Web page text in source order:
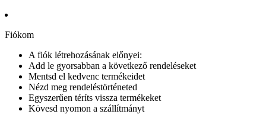
Fiókom
A fiók létrehozásának előnyei:
Add le gyorsabban a következő rendeléseket
Mentsd el kedvenc termékeidet
Nézd meg rendeléstörténeted
Egyszerűen téríts vissza termékeket
Kövesd nyomon a szállítmányt